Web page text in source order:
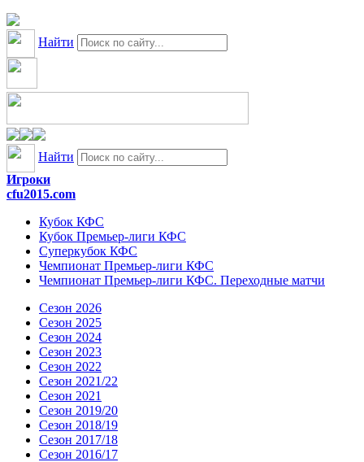
Найти
Найти
Игроки
cfu2015.com
Кубок КФС
Кубок Премьер-лиги КФС
Суперкубок КФС
Чемпионат Премьер-лиги КФС
Чемпионат Премьер-лиги КФС. Переходные матчи
Сезон 2026
Сезон 2025
Сезон 2024
Сезон 2023
Сезон 2022
Сезон 2021/22
Сезон 2021
Сезон 2019/20
Сезон 2018/19
Сезон 2017/18
Сезон 2016/17